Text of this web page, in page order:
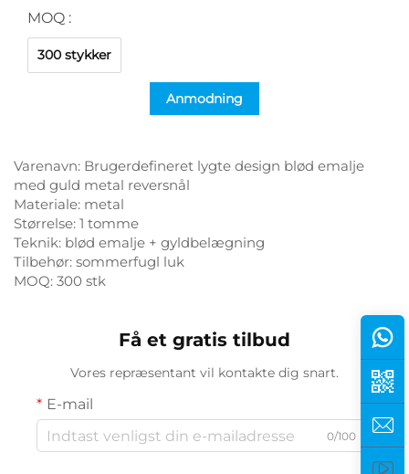
MOQ :
300 stykker
Anmodning
Varenavn: Brugerdefineret lygte design blød emalje
med guld metal reversnål
Materiale: metal
Størrelse: 1 tomme
Teknik: blød emalje + gyldbelægning
Tilbehør: sommerfugl luk
MOQ: 300 stk
Få et gratis tilbud
Vores repræsentant vil kontakte dig snart.
E-mail
0/100